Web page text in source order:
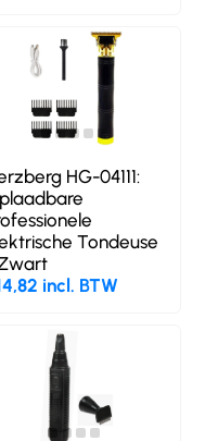
HG-04111:
Tondeuse
incl. BTW